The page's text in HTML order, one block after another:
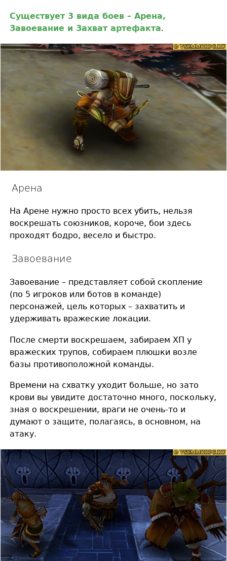
Существует 3 вида боев – Арена,
Завоевание и Захват артефакта.
Арена
На Арене нужно просто всех убить, нельзя
воскрешать союзников, короче, бои здесь
проходят бодро, весело и быстро.
Завоевание
Завоевание – представляет собой скопление
(по 5 игроков или ботов в команде)
персонажей, цель которых – захватить и
удерживать вражеские локации.
После смерти воскрешаем, забираем ХП у
вражеских трупов, собираем плюшки возле
базы противоположной команды.
Времени на схватку уходит больше, но зато
крови вы увидите достаточно много, поскольку,
зная о воскрешении, враги не очень-то и
думают о защите, полагаясь, в основном, на
атаку.